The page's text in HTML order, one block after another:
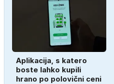
Aplikacija, s katero
boste lahko kupili
hrano po polovični ceni